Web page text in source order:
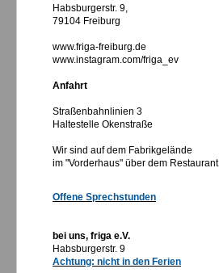
Habsburgerstr. 9,
79104 Freiburg
www.friga-freiburg.de
www.instagram.com/friga_ev
Anfahrt
Straßenbahnlinien 3
Haltestelle Okenstraße
Wir sind auf dem Fabrikgelände
im "Vorderhaus" über dem Restaurant
Offene Sprechstunden
bei uns, friga e.V.
Habsburgerstr. 9
Achtung: nicht in den Ferien